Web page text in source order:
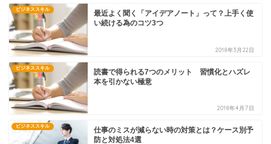
ビジネススキル
最近よく聞く「アイデアノート」って？上手く使
い続ける為のコツ3つ
2018年3月22日
ビジネススキル
読書で得られる7つのメリット 習慣化とハズレ
本を引かない極意
2018年4月7日
ビジネススキル
仕事のミスが減らない時の対策とは？ケース別予
防と対処法4選